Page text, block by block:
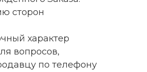
сторон
характер
вопросов,
по телефону